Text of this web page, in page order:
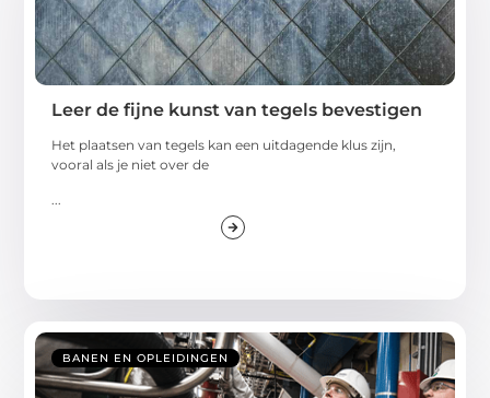
Leer de fijne kunst van tegels bevestigen
Het plaatsen van tegels kan een uitdagende klus zijn,
vooral als je niet over de
...
BANEN EN OPLEIDINGEN